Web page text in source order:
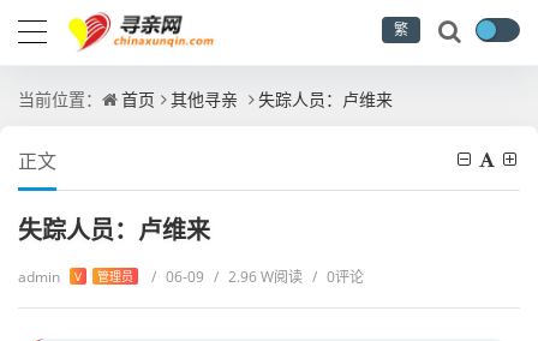
繁
当前位置： 首页 其他寻亲 失踪人员：卢维来
正文
失踪人员：卢维来
admin V 管理员 / 06-09 / 2.96 W阅读 / 0评论